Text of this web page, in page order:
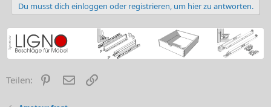
Du musst dich einloggen oder registrieren, um hier zu antworten.
Teilen: PinterestE-Mail